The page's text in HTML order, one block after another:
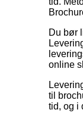
Du bør
online
til
tid, og i